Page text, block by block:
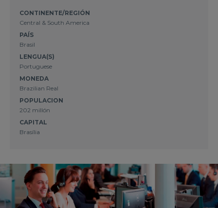
CONTINENTE/REGIÓN
Central & South America
PAÍS
Brasil
LENGUA(S)
Portuguese
MONEDA
Brazilian Real
POPULACION
202 millón
CAPITAL
Brasília